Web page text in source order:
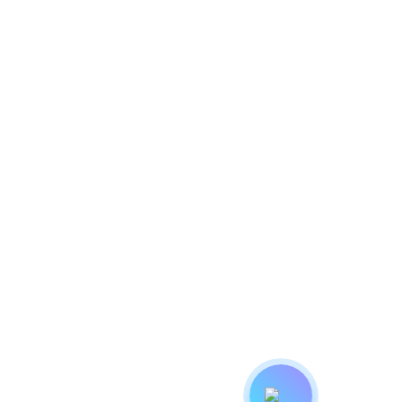
и обработки персональных данных